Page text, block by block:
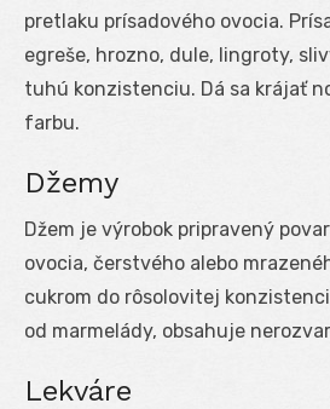
pretlaku prísadového ovocia.
egreše, hrozno, dule, lingroty,
tuhú konzistenciu. Dá sa krájať
farbu.
Džemy
Džem je výrobok pripravený
ovocia, čerstvého alebo
cukrom do rôsolovitej
od marmelády, obsahuje
Lekváre